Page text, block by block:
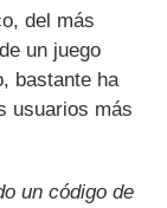
del más
un juego
bastante ha
usuarios más
un código de